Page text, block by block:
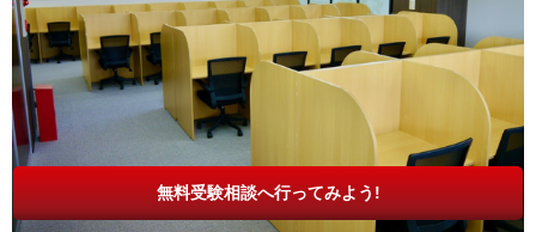
無料受験相談へ行ってみよう!